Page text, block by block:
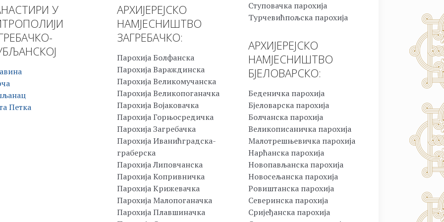
У
Петка
АРХИЈЕРЕЈСКО
НАМЈЕСНИШТВО
ЗАГРЕБАЧКО:
Парохија Болфанска
Парохија Вараждинска
Парохија Великомучанска
Парохија Великопоганачка
Парохија Војаковачка
Парохија Горњосредичка
Парохија Загребачка
Парохија Иванићградска-
граберска
Парохија Липовчанска
Парохија Копривничка
Парохија Крижевачка
Парохија Малопоганачка
Парохија Плавшиначка
Ступовачка парохија
Турчевићпољска парохија
АРХИЈЕРЕЈСКО
НАМЈЕСНИШТВО
БЈЕЛОВАРСКО:
Беденичка парохија
Бјеловарска парохија
Болчанска парохија
Великописаничка парохија
Малотрешњевичка парохија
Нарћанска парохија
Новопављанска парохија
Новосељанска парохија
Ровиштанска парохија
Северинска парохија
Сријеђанска парохија